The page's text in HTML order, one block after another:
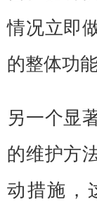
情况立即
的整体功
另一个显
的维护方
动措施，